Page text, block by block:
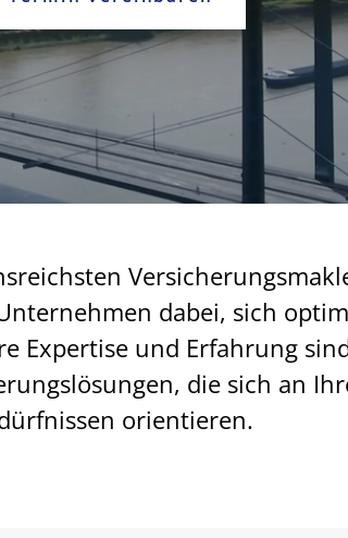
dabei, sich
Expertise und Erfahrung
die sich an
orientieren.